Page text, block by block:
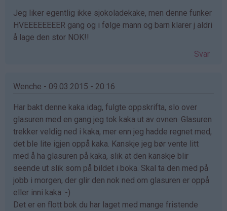
Jeg liker egentlig ikke sjokoladekake, men denne funker
HVEEEEEEEER gang og i følge mann og barn klarer j aldri
å lage den stor NOK!!
Svar
Wenche - 09.03.2015 - 20:16
Har bakt denne kaka idag, fulgte oppskrifta, slo over
glasuren med en gang jeg tok kaka ut av ovnen. Glasuren
trekker veldig ned i kaka, mer enn jeg hadde regnet med,
det ble lite igjen oppå kaka. Kanskje jeg bør vente litt
med å ha glasuren på kaka, slik at den kanskje blir
seende ut slik som på bildet i boka. Skal ta den med på
jobb i morgen, der glir den nok ned om glasuren er oppå
eller inni kaka :-)
Det er en flott bok du har laget med mange fristende